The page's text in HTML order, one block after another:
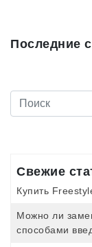
Последние
Свежие
Купить
Можно ли
способами